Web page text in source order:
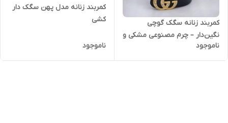
کمربند زنانه سگک گوچی
نگین‌دار – چرم مصنوعی مشکی و
عسلی
ناموجود
کمربند زنانه مدل پهن سگک دار
کشی
ناموجود